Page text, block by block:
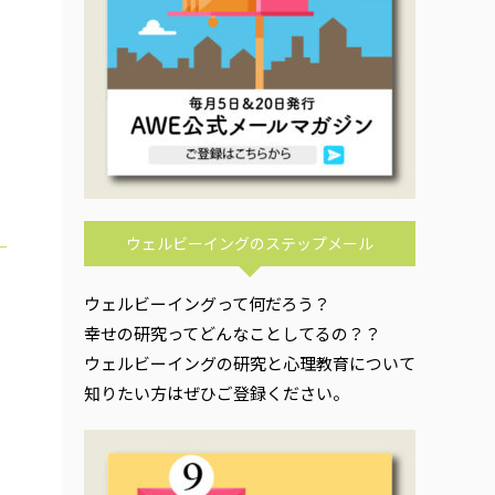
ウェルビーイングのステップメール
ウェルビーイングって何だろう？
幸せの研究ってどんなことしてるの？？
ウェルビーイングの研究と心理教育について
知りたい方はぜひご登録ください。